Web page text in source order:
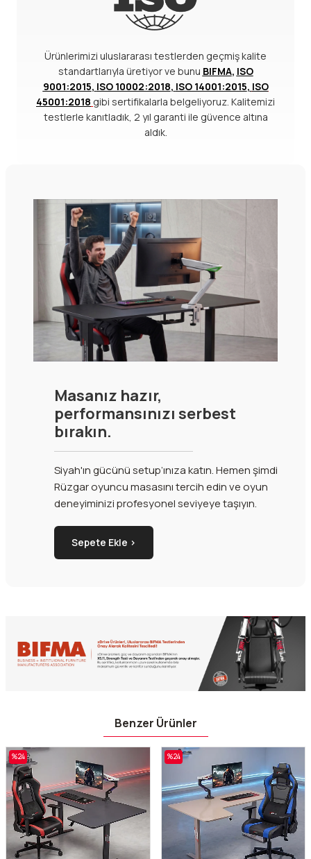
Ürünlerimizi uluslararası testlerden geçmiş kalite
standartlarıyla üretiyor ve bunu BIFMA, ISO
9001:2015, ISO 10002:2018, ISO 14001:2015, ISO
45001:2018 gibi sertifikalarla belgeliyoruz. Kalitemizi
testlerle kanıtladık, 2 yıl garanti ile güvence altına
aldık.
Masanız hazır,
performansınızı serbest
bırakın.
Siyah'ın gücünü setup’ınıza katın. Hemen şimdi
Rüzgar oyuncu masasını tercih edin ve oyun
deneyiminizi profesyonel seviyeye taşıyın.
Sepete Ekle ›
Benzer Ürünler
%24 %24